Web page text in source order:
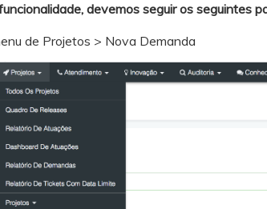
devemos seguir os seguintes
de Projetos > Nova Demanda